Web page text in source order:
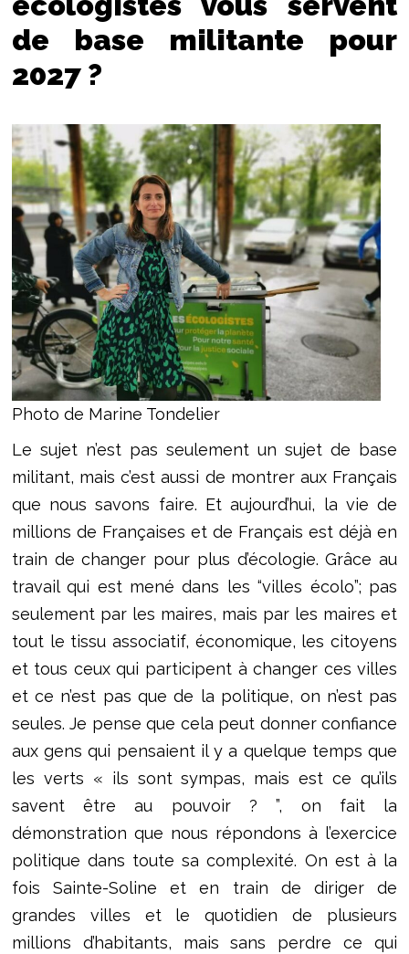
de base militante pour
2027 ?
Photo de Marine Tondelier
Le sujet n’est pas seulement un sujet de base
militant, mais c’est aussi de montrer aux Français
que nous savons faire. Et aujourd’hui, la vie de
millions de Françaises et de Français est déjà en
train de changer pour plus d’écologie. Grâce au
travail qui est mené dans les “villes écolo”; pas
seulement par les maires, mais par les maires et
tout le tissu associatif, économique, les citoyens
et tous ceux qui participent à changer ces villes
et ce n’est pas que de la politique, on n’est pas
seules. Je pense que cela peut donner confiance
aux gens qui pensaient il y a quelque temps que
les verts « ils sont sympas, mais est ce qu’ils
savent être au pouvoir ? ”, on fait la
démonstration que nous répondons à l’exercice
politique dans toute sa complexité. On est à la
fois Sainte-Soline et en train de diriger de
grandes villes et le quotidien de plusieurs
millions d’habitants, mais sans perdre ce qui